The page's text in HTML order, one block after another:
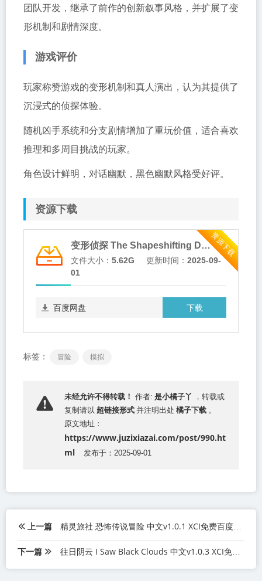
团队开发，继承了前作的创新叙事风格，并扩展了变
形机制和剧情深度。
游戏评价
玩家称赞游戏的变形机制和真人演出，认为其提供了
沉浸式的侦探体验。
随机凶手系统和分支剧情增加了重玩价值，适合喜欢
推理和多周目挑战的玩家。
角色设计鲜明，对话幽默，黑色幽默风格受好评。
资源下载
资源下载
变形侦探 The Shapeshifting Detective 中文v1.0.4 XCI免费百度网盘下载
文件大小： 5.62G 更新时间： 2025-09-
01
下载
百度网盘
标签： 冒险 模拟
未经允许不得转载！ 作者: 是小橘子丫
，转载或
复制请以 超链接形式 并注明出处 橘子下载 。
原文地址：
https://www.juzixiazai.com/post/990.ht
ml
发布于：2025-09-01
上一篇 精灵旅社 恐怖传说冒险 中文v1.0.1 XCI免费百度网盘下载
下一篇 往日阴云 I Saw Black Clouds 中文v1.0.3 XCI免费百度网盘下载